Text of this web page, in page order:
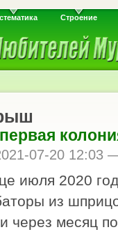
Строение
07-20 12:03
июля 2020
из
через месяц